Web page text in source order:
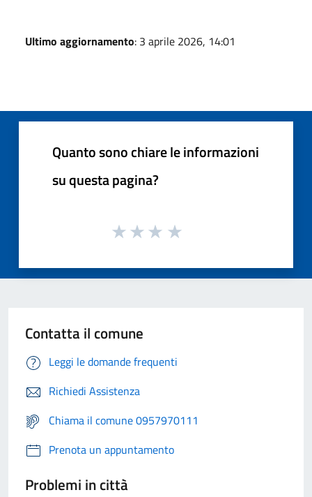
Ultimo aggiornamento: 3 aprile 2026, 14:01
Quanto sono chiare le informazioni
su questa pagina?
Contatta il comune
Leggi le domande frequenti
Richiedi Assistenza
Chiama il comune 0957970111
Prenota un appuntamento
Problemi in città